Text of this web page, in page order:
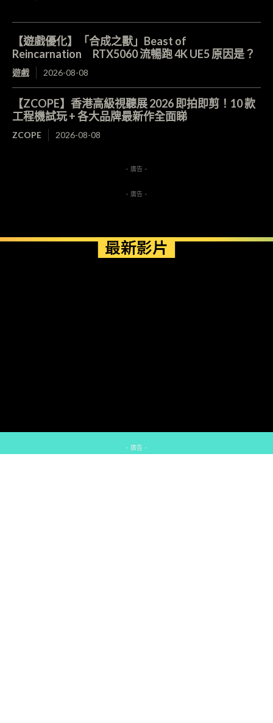
【遊戲優化】「合成之獸」Beast of
Reincarnation RTX5060 流暢跑 4K UE5 原因是？
遊戲 2026-08-08
【ZCOPE】香港高級視聽展 2026 即拍即剪！10 款
工程機試玩 + 各大品牌最新作全面睇
ZCOPE 2026-08-08
- 廣告 -
- 廣告 -
最新影片
- 廣告 -